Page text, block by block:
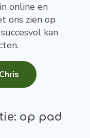
online en
ons zien op
kan
op pad